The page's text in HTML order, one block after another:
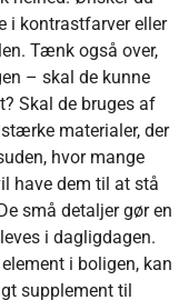
i kontrastfarver eller
Tænk også over,
– skal de kunne
Skal de bruges af
materialer, der
hvor mange
have dem til at stå
små detaljer gør en
i dagligdagen.
i boligen, kan
supplement til